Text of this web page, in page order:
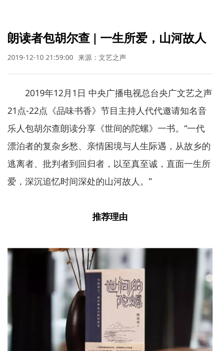
朗读者包胡尔查 | 一生所爱，山河故人
2019-12-10 21:59:00 来源：文艺之声
2019年12月1日 中央广播电视总台央广文艺之声
21点-22点《品味书香》节目主持人代代邀请知名音
乐人包胡尔查朗读分享《世间的陀螺》一书。“一代
漂泊者的复杂乡愁、亲情困境与人生际遇，从故乡的
逃离者、批判者到回归者，以至真至诚，直面一生所
爱，深沉追忆时间深处的山河故人。”
推荐理由